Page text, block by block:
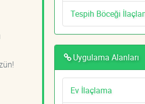
Tespih Böceği
Uygulama Alanları
Ev İlaçlama